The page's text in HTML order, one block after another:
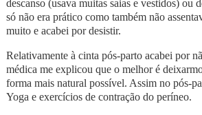
descanso (usava muitas saias e vestidos) ou
só não era prático como também não
muito e acabei por desistir.
Relativamente à cinta pós-parto acabei por
médica me explicou que o melhor é
forma mais natural possível. Assim no pós-
Yoga e exercícios de contração do períneo.